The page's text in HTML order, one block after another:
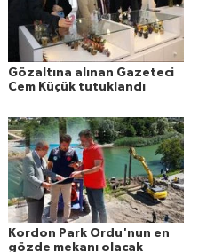
Gözaltına alınan Gazeteci
Cem Küçük tutuklandı
Kordon Park Ordu'nun en
gözde mekanı olacak